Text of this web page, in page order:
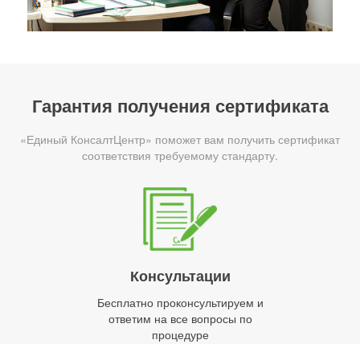
Гарантия получения сертификата
«Единый КонсалтЦентр» поможет вам получить сертификат
соответствия требуемому стандарту.
Консультации
Бесплатно проконсультируем и
ответим на все вопросы по
процедуре